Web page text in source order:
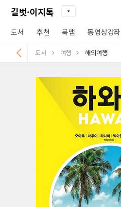
길벗·이지톡
도서 추천 북맵 동영상강좌
도서 여행 해외여행